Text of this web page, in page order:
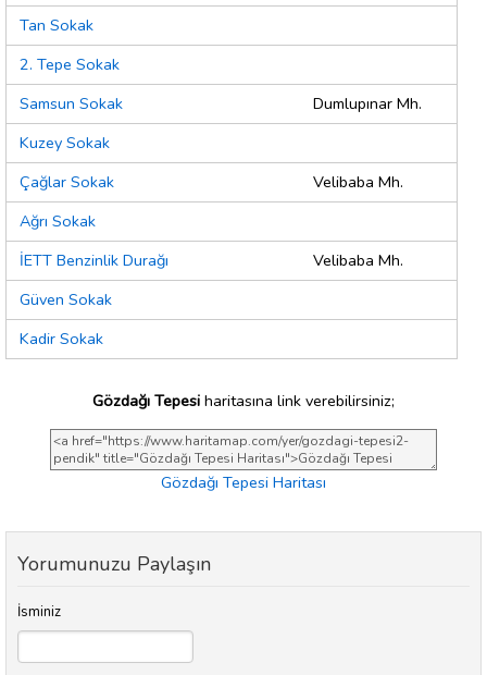
Tan Sokak
2. Tepe Sokak
Samsun Sokak
Dumlupınar Mh.
Kuzey Sokak
Çağlar Sokak
Velibaba Mh.
Ağrı Sokak
İETT Benzinlik Durağı
Velibaba Mh.
Güven Sokak
Kadir Sokak
Gözdağı Tepesi haritasına link verebilirsiniz;
Gözdağı Tepesi Haritası
Yorumunuzu Paylaşın
İsminiz